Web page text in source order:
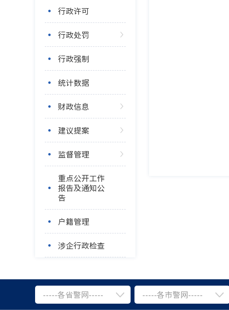
行政许可
行政处罚
行政强制
统计数据
财政信息
建议提案
监督管理
重点公开工作
报告及通知公
告
户籍管理
涉企行政检查
-----各省警网----- -----各市警网-----